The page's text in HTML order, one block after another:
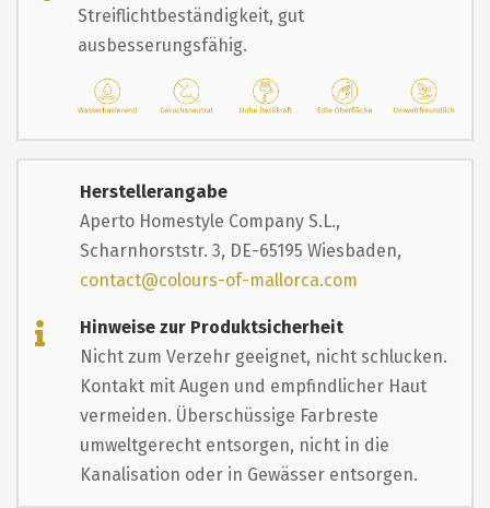
Streiflichtbeständigkeit, gut
ausbesserungsfähig.
Herstellerangabe
Aperto Homestyle Company S.L.,
Scharnhorststr. 3, DE-65195 Wiesbaden,
contact@colours-of-mallorca.com
Hinweise zur Produktsicherheit
Nicht zum Verzehr geeignet, nicht schlucken.
Kontakt mit Augen und empfindlicher Haut
vermeiden. Überschüssige Farbreste
umweltgerecht entsorgen, nicht in die
Kanalisation oder in Gewässer entsorgen.